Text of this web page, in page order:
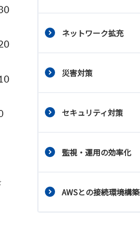
ネットワーク拡充
災害対策
セキュリティ対策
監視・運用の効率化
AWSとの接続環境構築